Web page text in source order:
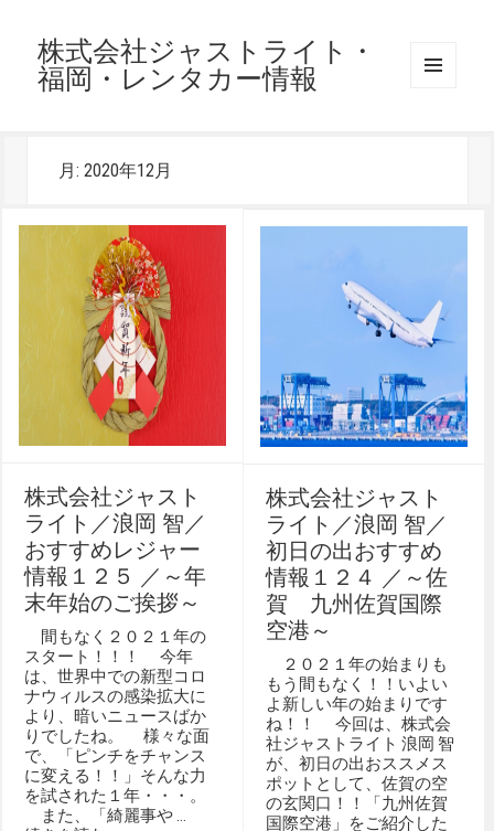
株式会社ジャストライト・
福岡・レンタカー情報
月: 2020年12月
株式会社ジャスト
ライト／浪岡 智／
おすすめレジャー
情報１２５ ／～年
末年始のご挨拶～
間もなく２０２１年の
スタート！！！ 今年
は、世界中での新型コロ
ナウィルスの感染拡大に
より、暗いニュースばか
りでしたね。 様々な面
で、「ピンチをチャンス
に変える！！」そんな力
を試された１年・・・。
また、「綺麗事や …
株式会社ジャスト
ライト／浪岡 智／
初日の出おすすめ
情報１２４ ／～佐
賀 九州佐賀国際
空港～
２０２１年の始まりも
もう間もなく！！いよい
よ新しい年の始まりです
ね！！ 今回は、株式会
社ジャストライト 浪岡 智
が、初日の出おススメス
ポットとして、佐賀の空
の玄関口！！「九州佐賀
国際空港」をご紹介した